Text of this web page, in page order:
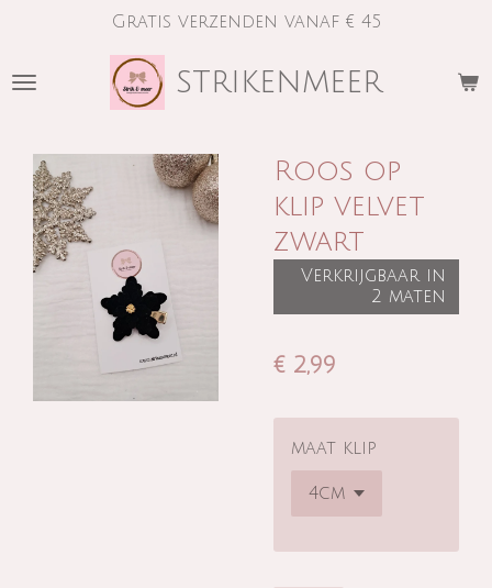
naar
strikenmeer
Gratis verzenden vanaf € 45
Roos op
klip velvet
zwart
Verkrijgbaar in
2 maten
€ 2,99
maat klip